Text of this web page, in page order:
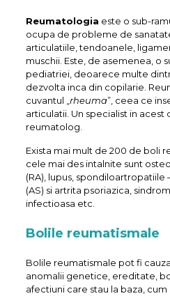
Reumatologia este o sub-
ocupa de probleme de
articulatiile, tendoanele,
muschii. Este, de asemenea, o
pediatriei, deoarece multe
dezvolta inca din copilarie.
cuvantul „ rheuma”, ceea ce
articulatii. Un specialist in
reumatolog.
Exista mai mult de 200 de boli
cele mai des intalnite sunt
(RA), lupus, spondiloartropatiile
(AS) si artrita psoriazica,
infectioasa etc.
Bolile reumatismale
Bolile reumatismale pot fi
anomalii genetice, ereditate,
afectiuni care stau la baza,